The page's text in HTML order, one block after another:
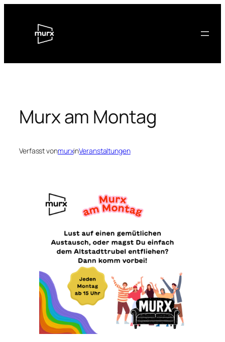
springen
Murx am Montag
Verfasst vonmurxinVeranstaltungen